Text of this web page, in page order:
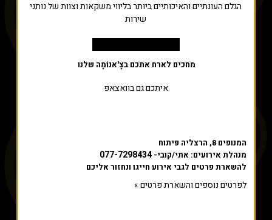
הגלם העונתיים והאיכותיים ביותר בליווי משקאות וצוות של נותני
שירות
מחכים לארח אתכם בצׇ'אנוֹמָה שלנו
איתכם גם בוואצאפ
המנופים 8, הרצליה פיתוח
מנהלת אירועים: אתי/קובי-077-7298434
להשארת פרטים לגבי אירוע חייגו ונחזור אליכם
לפרטים נוספים והשארת פרטים »